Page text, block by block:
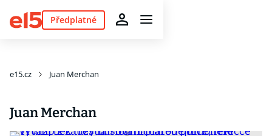
Předplatné
e15.cz Juan Merchan
Juan Merchan